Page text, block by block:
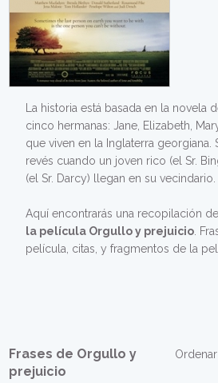
La historia está basada en la novela
cinco hermanas: Jane, Elizabeth,
que viven en la Inglaterra georgiana.
revés cuando un joven rico (el Sr.
(el Sr. Darcy) llegan en su vecindario.
Aquí encontrarás una recopilación
la película Orgullo y prejuicio .
película, citas, y fragmentos de la
Frases de Orgullo y
prejuicio